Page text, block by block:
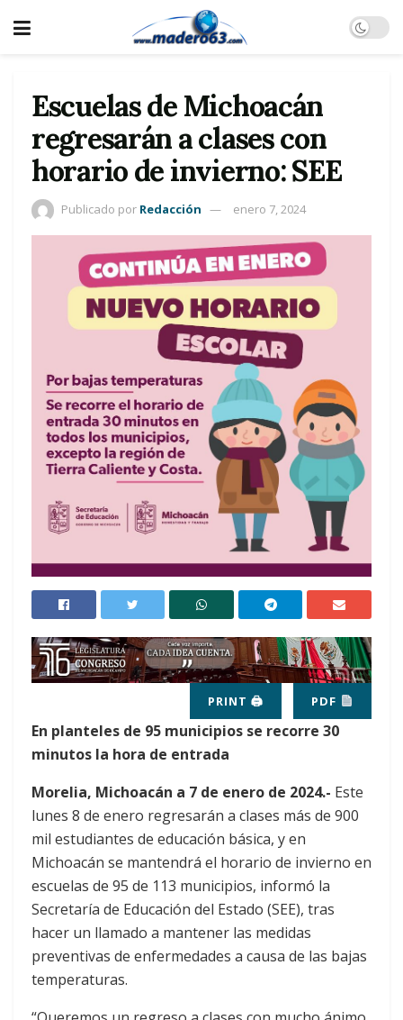
Escuelas de Michoacán
regresarán a clases con
horario de invierno: SEE
Publicado por Redacción enero 7, 2024
PRINT 🖨 PDF
En planteles de 95 municipios se recorre 30
minutos la hora de entrada
Morelia, Michoacán a 7 de enero de 2024.- Este
lunes 8 de enero regresarán a clases más de 900
mil estudiantes de educación básica, y en
Michoacán se mantendrá el horario de invierno en
escuelas de 95 de 113 municipios, informó la
Secretaría de Educación del Estado (SEE), tras
hacer un llamado a mantener las medidas
preventivas de enfermedades a causa de las bajas
temperaturas.